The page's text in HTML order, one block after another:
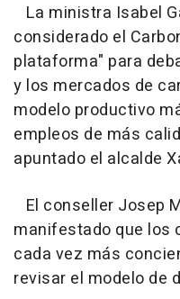
La ministra Isabel
considerado el
plataforma" para
y los mercados de
modelo productivo
empleos de más
apuntado el alcalde
El conseller Josep
manifestado que los
cada vez más
revisar el modelo de